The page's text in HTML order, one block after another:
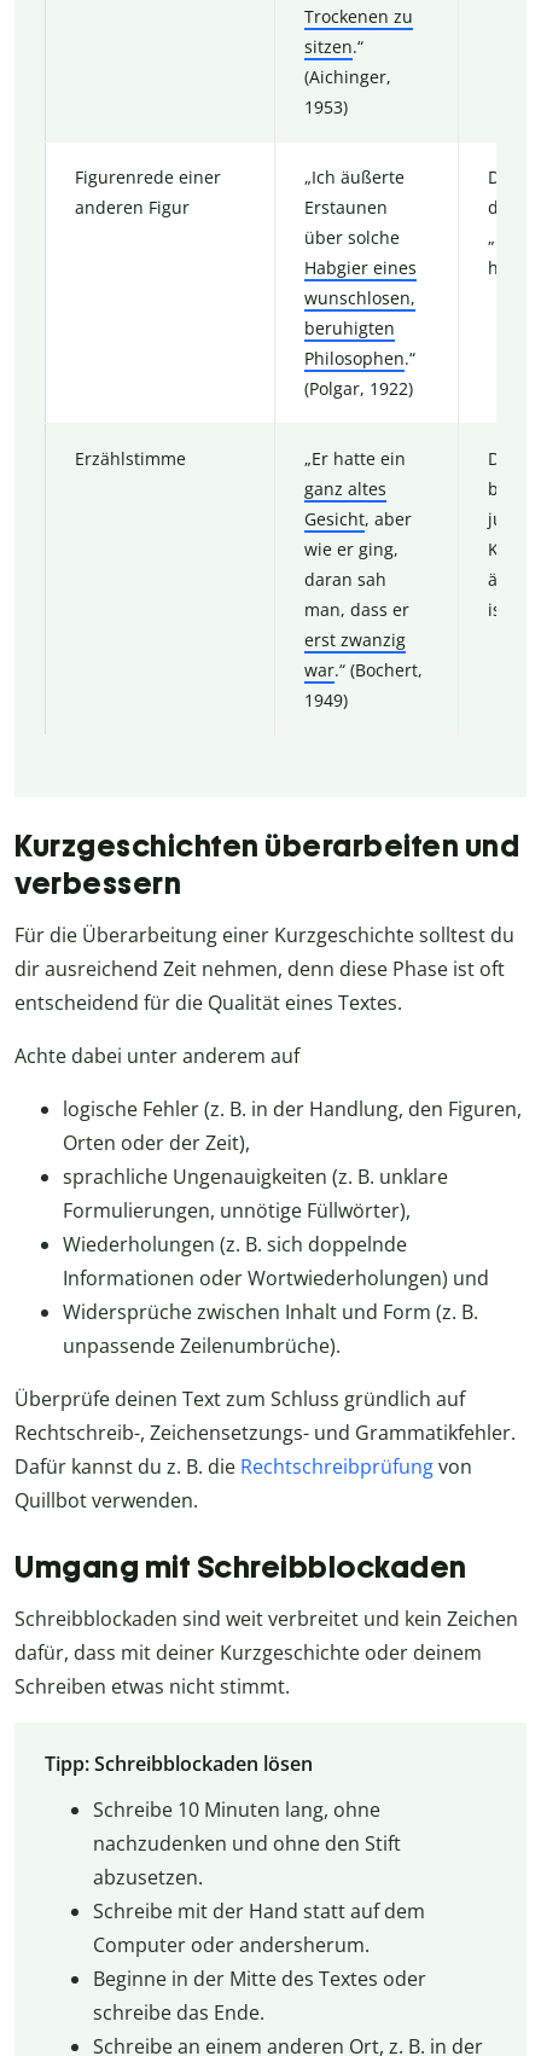
Trockenen zu
sitzen.“
(Aichinger,
1953)
Figurenrede einer
anderen Figur
„Ich äußerte
Erstaunen
über solche
Habgier eines
wunschlosen,
beruhigten
Philosophen.“
(Polgar, 1922)
Die
den
„Der
Erzählstimme
„Er hatte ein
ganz altes
Gesicht, aber
wie er ging,
daran sah
man, dass er
erst zwanzig
war.“ (Bochert,
1949)
Die
älter
ist.
Kurzgeschichten überarbeiten und
verbessern
Für die Überarbeitung einer Kurzgeschichte solltest du
dir ausreichend Zeit nehmen, denn diese Phase ist oft
entscheidend für die Qualität eines Textes.
Achte dabei unter anderem auf
logische Fehler (z. B. in der Handlung, den Figuren,
Orten oder der Zeit),
sprachliche Ungenauigkeiten (z. B. unklare
Formulierungen, unnötige Füllwörter),
Wiederholungen (z. B. sich doppelnde
Informationen oder Wortwiederholungen) und
Widersprüche zwischen Inhalt und Form (z. B.
unpassende Zeilenumbrüche).
Überprüfe deinen Text zum Schluss gründlich auf
Rechtschreib-, Zeichensetzungs- und Grammatikfehler.
Dafür kannst du z. B. die Rechtschreibprüfungvon
Quillbot verwenden.
Umgang mit Schreibblockaden
Schreibblockaden sind weit verbreitet und kein Zeichen
dafür, dass mit deiner Kurzgeschichte oder deinem
Schreiben etwas nicht stimmt.
Tipp: Schreibblockaden lösen
Schreibe 10 Minuten lang, ohne
nachzudenken und ohne den Stift
abzusetzen.
Schreibe mit der Hand statt auf dem
Computer oder andersherum.
Beginne in der Mitte des Textes oder
schreibe das Ende.
Schreibe an einem anderen Ort, z. B. in der